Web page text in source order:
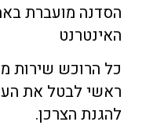
הסדנה מועברת
האינטרנט
כל הרוכש שירות
ראשי לבטל את
להגנת הצרכן.